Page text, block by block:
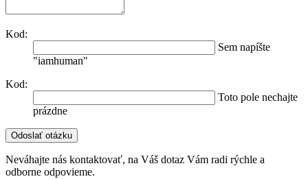
Kod:
Sem napíšte
"iamhuman"
Kod:
Toto pole nechajte
prázdne
Neváhajte nás kontaktovať, na Váš dotaz Vám radi rýchle a
odborne odpovieme.